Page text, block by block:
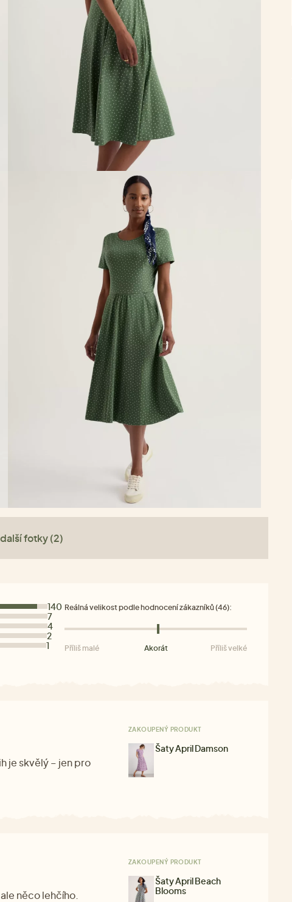
fotky (2)
140
7
4
2
1
Reálná velikost podle hodnocení zákazníků (46):
Příliš malé Akorát Příliš velké
je skvělý – jen pro
ZAKOUPENÝ PRODUKT
Šaty April Damson
něco lehčího.
ZAKOUPENÝ PRODUKT
Šaty April Beach
Blooms